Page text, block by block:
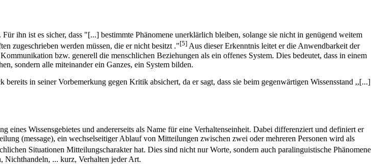
ihn ist es sicher, dass "[...] bestimmte Phänomene unerklärlich bleiben, solange sie nicht in genügend weitem
zugeschrieben werden müssen, die er nicht besitzt ."[5] Aus dieser Erkenntnis leitet er die Anwendbarkeit der
bzw. generell die menschlichen Beziehungen als ein offenes System. Dies bedeutet, dass in einem
sondern alle miteinander ein Ganzes, ein System bilden.
in seiner Vorbemerkung gegen Kritik absichert, da er sagt, dass sie beim gegenwärtigen Wissensstand ,,[...]
Wissensgebietes und andererseits als Name für eine Verhaltenseinheit. Dabei differenziert und definiert er
(message), ein wechselseitiger Ablauf von Mitteilungen zwischen zwei oder mehreren Personen wird als
Situationen Mitteilungscharakter hat. Dies sind nicht nur Worte, sondern auch paralinguistische Phänomene
Nichthandeln, ... kurz, Verhalten jeder Art.